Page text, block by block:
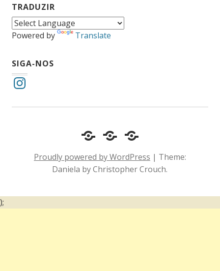
TRADUZIR
Powered by Translate
SIGA-NOS
Instagram
Cotidiano
Comportamento
Inclusão
e
Acessibilidade
Diário
um
surdo
Proudly powered by WordPress | Theme:
Daniela by Christopher Crouch.
);